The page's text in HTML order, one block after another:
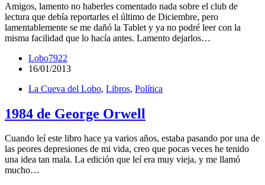
Amigos, lamento no haberles comentado nada sobre el club de
lectura que debía reportarles el último de Diciembre, pero
lamentablemente se me dañó la Tablet y ya no podré leer con la
misma facilidad que lo hacía antes. Lamento dejarlos…
Lobo7922
16/01/2013
La Cueva del Lobo, Libros, Política
1984 de George Orwell
Cuando leí este libro hace ya varios años, estaba pasando por una de
las peores depresiones de mi vida, creo que pocas veces he tenido
una idea tan mala. La edición que leí era muy vieja, y me llamó
mucho…